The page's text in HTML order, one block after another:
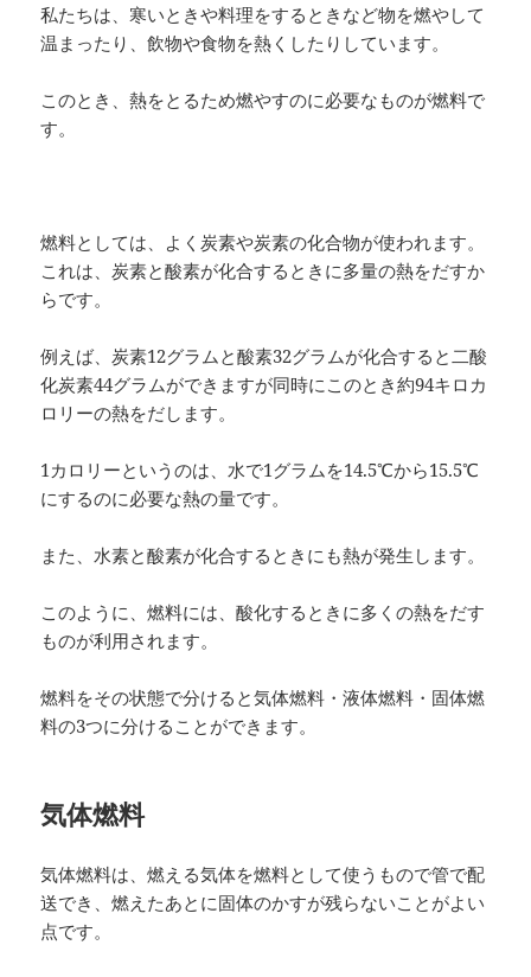
私たちは、寒いときや料理をするときなど物を燃やして
温まったり、飲物や食物を熱くしたりしています。
このとき、熱をとるため燃やすのに必要なものが燃料で
す。
燃料としては、よく炭素や炭素の化合物が使われます。
これは、炭素と酸素が化合するときに多量の熱をだすか
らです。
例えば、炭素12グラムと酸素32グラムが化合すると二酸
化炭素44グラムができますが同時にこのとき約94キロカ
ロリーの熱をだします。
1カロリーというのは、水で1グラムを14.5℃から15.5℃
にするのに必要な熱の量です。
また、水素と酸素が化合するときにも熱が発生します。
このように、燃料には、酸化するときに多くの熱をだす
ものが利用されます。
燃料をその状態で分けると気体燃料・液体燃料・固体燃
料の3つに分けることができます。
気体燃料
気体燃料は、燃える気体を燃料として使うもので管で配
送でき、燃えたあとに固体のかすが残らないことがよい
点です。